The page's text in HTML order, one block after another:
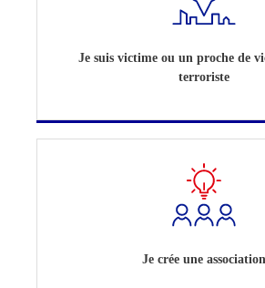
Je suis victime ou un proche de
terroriste
Je crée une association